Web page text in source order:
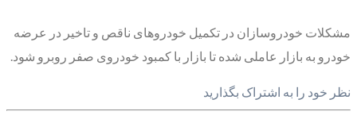
مشکلات خودروسازان در تکمیل خودروهای ناقص و تاخیر در عرضه
خودرو به بازار عاملی شده تا بازار با کمبود خودروی صفر روبرو شود.
نظر خود را به اشتراک بگذارید